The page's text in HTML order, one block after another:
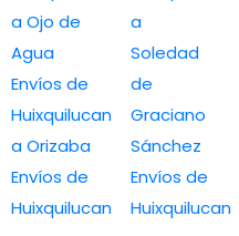
a Ojo de
Agua
Envíos de
Huixquilucan
a Orizaba
Envíos de
Huixquilucan
a
Soledad
de
Graciano
Sánchez
Envíos de
Huixquilucan